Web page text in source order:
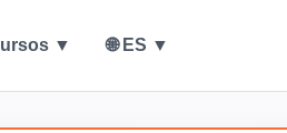
▼ 🌐 ES ▼